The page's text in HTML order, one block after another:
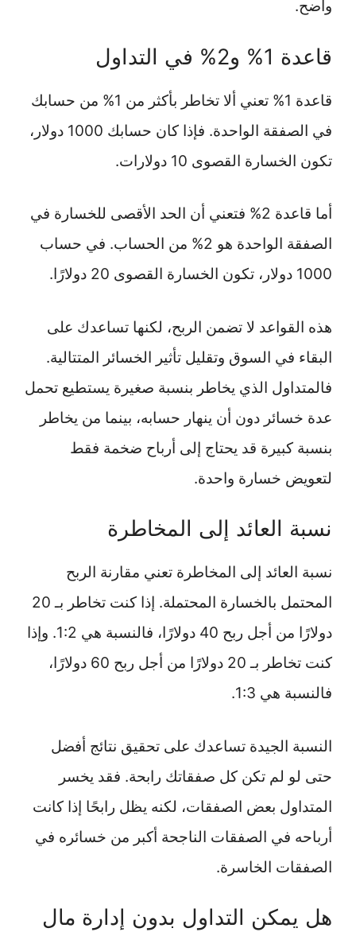
واضح.
قاعدة 1% و2% في التداول
قاعدة 1% تعني ألا تخاطر بأكثر من 1% من حسابك
في الصفقة الواحدة. فإذا كان حسابك 1000 دولار،
تكون الخسارة القصوى 10 دولارات.
أما قاعدة 2% فتعني أن الحد الأقصى للخسارة في
الصفقة الواحدة هو 2% من الحساب. في حساب
1000 دولار، تكون الخسارة القصوى 20 دولارًا.
هذه القواعد لا تضمن الربح، لكنها تساعدك على
البقاء في السوق وتقليل تأثير الخسائر المتتالية.
فالمتداول الذي يخاطر بنسبة صغيرة يستطيع تحمل
عدة خسائر دون أن ينهار حسابه، بينما من يخاطر
بنسبة كبيرة قد يحتاج إلى أرباح ضخمة فقط
لتعويض خسارة واحدة.
نسبة العائد إلى المخاطرة
نسبة العائد إلى المخاطرة تعني مقارنة الربح
المحتمل بالخسارة المحتملة. إذا كنت تخاطر بـ 20
دولارًا من أجل ربح 40 دولارًا، فالنسبة هي 1:2. وإذا
كنت تخاطر بـ 20 دولارًا من أجل ربح 60 دولارًا،
فالنسبة هي 1:3.
النسبة الجيدة تساعدك على تحقيق نتائج أفضل
حتى لو لم تكن كل صفقاتك رابحة. فقد يخسر
المتداول بعض الصفقات، لكنه يظل رابحًا إذا كانت
أرباحه في الصفقات الناجحة أكبر من خسائره في
الصفقات الخاسرة.
هل يمكن التداول بدون إدارة مال